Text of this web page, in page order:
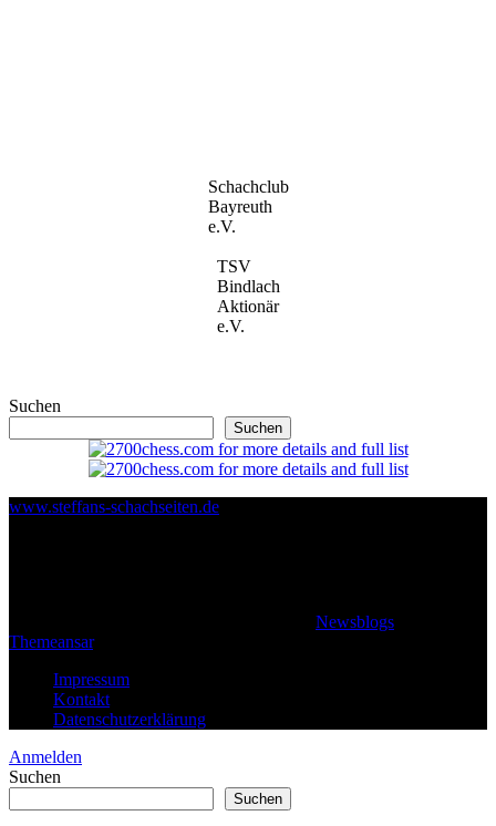
Schachclub
Bayreuth
e.V.
TSV
Bindlach
Aktionär
e.V.
Suchen
Suchen
www.steffans-schachseiten.de
Newsblogs
Themeansar.
Impressum
Kontakt
Datenschutzerklärung
Anmelden
Suchen
Suchen